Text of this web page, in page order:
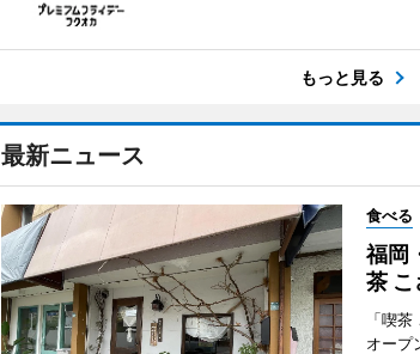
もっと見る
最新ニュース
食べる
福岡
茶
「喫
オープ